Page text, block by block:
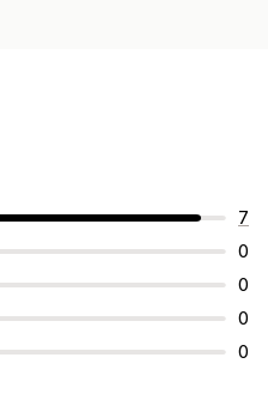
7
0
0
0
0